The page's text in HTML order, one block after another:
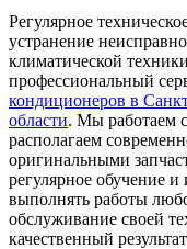
Регулярное
устранение
климатической
профессиональный
кондиционеров в
области. Мы работаем
располагаем
оригинальными
регулярное обучение
выполнять работы
обслуживание своей
качественный